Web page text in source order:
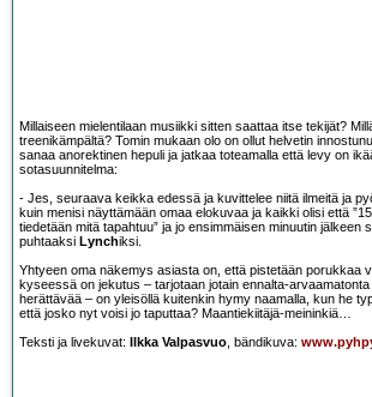
Millaiseen mielentilaan musiikki sitten saattaa itse tekijät?
treenikämpältä? Tomin mukaan olo on ollut helvetin
sanaa anorektinen hepuli ja jatkaa toteamalla että levy on
sotasuunnitelma:
- Jes, seuraava keikka edessä ja kuvittelee niitä ilmeitä ja
kuin menisi näyttämään omaa elokuvaa ja kaikki olisi että
tiedetään mitä tapahtuu” ja jo ensimmäisen minuutin jälkeen
puhtaaksi Lynchiksi.
Yhtyeen oma näkemys asiasta on, että pistetään porukkaa
kyseessä on jekutus – tarjotaan jotain ennalta-
herättävää – on yleisöllä kuitenkin hymy naamalla, kun he
että josko nyt voisi jo taputtaa? Maantiekiitäjä-meininkiä…
Teksti ja livekuvat:
Ilkka Valpasvuo, bändikuva: